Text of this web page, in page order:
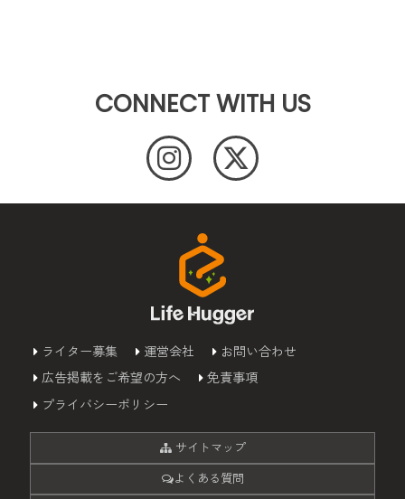
CONNECT WITH US
ライター募集 運営会社
お問い合わせ
広告掲載をご希望の方へ
免責事項
プライバシーポリシー
サイトマップ
よくある質問